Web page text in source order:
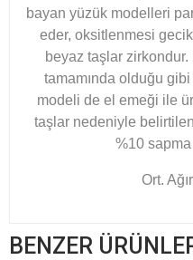
bayan yüzük modelleri
eder, oksitlenmesi
beyaz taşlar
tamamında olduğu
modeli de el emeği ile
taşlar nedeniyle
%10
Ort.
BENZER